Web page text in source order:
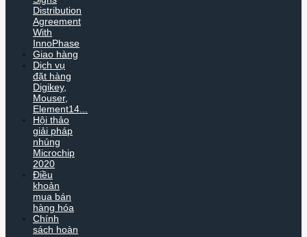
Distribution
Agreement
With
InnoPhase
Giao hàng
Dịch vụ
đặt hàng
Digikey,
Mouser,
Element14...
Hội thảo
giải pháp
nhúng
Microchip
2020
Điều
khoản
mua bán
hàng hóa
Chính
sách hoàn